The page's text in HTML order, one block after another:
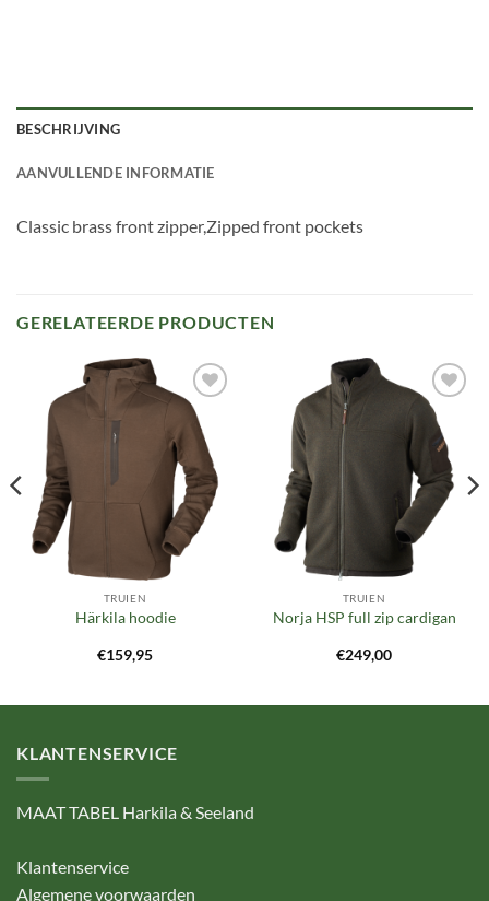
BESCHRIJVING
AANVULLENDE INFORMATIE
Classic brass front zipper,Zipped front pockets
GERELATEERDE PRODUCTEN
Toevoegen
aan
verlanglijst
TRUIEN
Härkila hoodie
€159,95
Toevoegen
aan
verlanglijst
TRUIEN
Norja HSP full zip cardigan
€249,00
KLANTENSERVICE
MAAT TABEL Harkila & Seeland
Klantenservice
Algemene voorwaarden